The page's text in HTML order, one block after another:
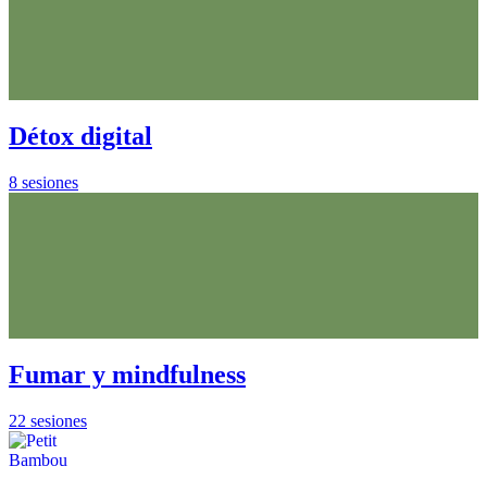
Détox digital
8 sesiones
Fumar y mindfulness
22 sesiones